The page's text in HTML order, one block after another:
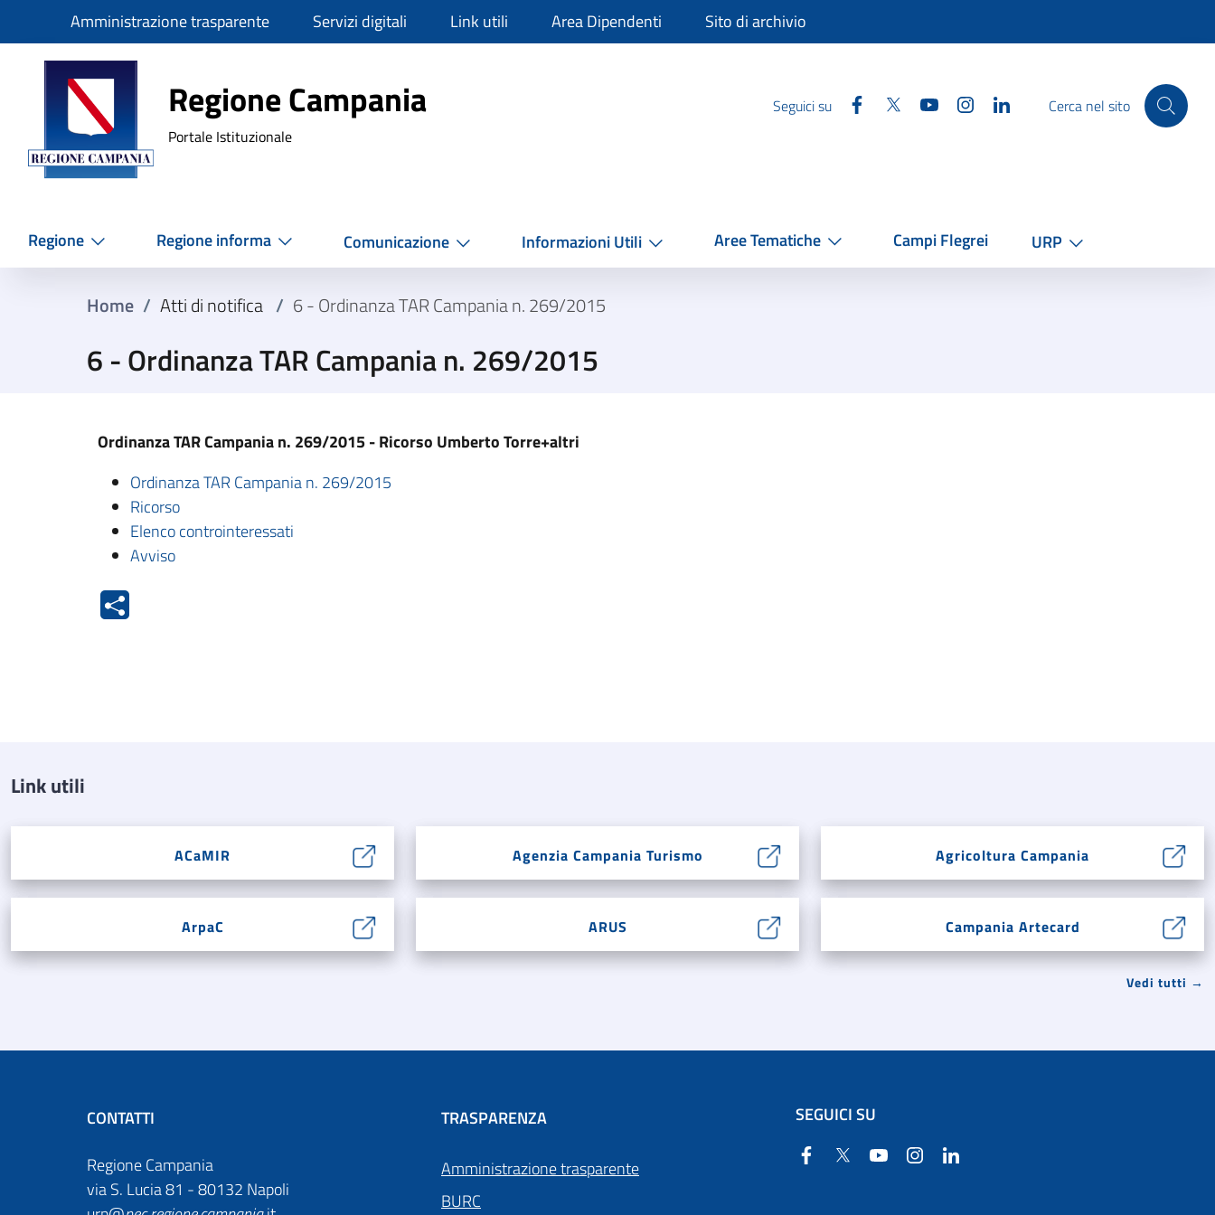
SlimAmministrazione trasparente Servizi digitali Link utili Area Dipendenti Sito di archivio
Regione Campania
Regione Campania
Portale Istituzionale
Seguici su Facebook
Twitter YouTube InstagramLinkedinCerca nel sito
Regione Regione informa Comunicazione Informazioni Utili Aree Tematiche Campi Flegrei URP
Home / Atti di notifica / 6 - Ordinanza TAR Campania n. 269/2015
6 - Ordinanza TAR Campania n. 269/2015
Ordinanza TAR Campania n. 269/2015 - Ricorso Umberto Torre+altri
Ordinanza TAR Campania n. 269/2015
Ricorso
Elenco controinteressati
Avviso
Link utili
ACaMIR Agenzia Campania Turismo Agricoltura Campania
ArpaC ARUS Campania Artecard
Vedi tutti →
CONTATTI
Regione Campania
via S. Lucia 81 - 80132 Napoli
TRASPARENZA
Amministrazione trasparente
BURC
SEGUICI SU
Facebook
Twitter YouTube Instagram